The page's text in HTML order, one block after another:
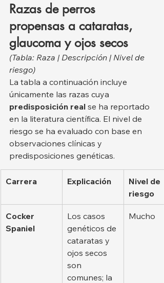
Razas de perros
propensas a cataratas,
glaucoma y ojos secos
(Tabla: Raza | Descripción | Nivel de
riesgo)
La tabla a continuación incluye
únicamente las razas cuya
predisposición real se ha reportado
en la literatura científica. El nivel de
riesgo se ha evaluado con base en
observaciones clínicas y
predisposiciones genéticas.
Carrera Explicación
Nivel de
riesgo
Cocker
Spaniel
Los casos
genéticos de
cataratas y
ojos secos
son
comunes; la
Mucho